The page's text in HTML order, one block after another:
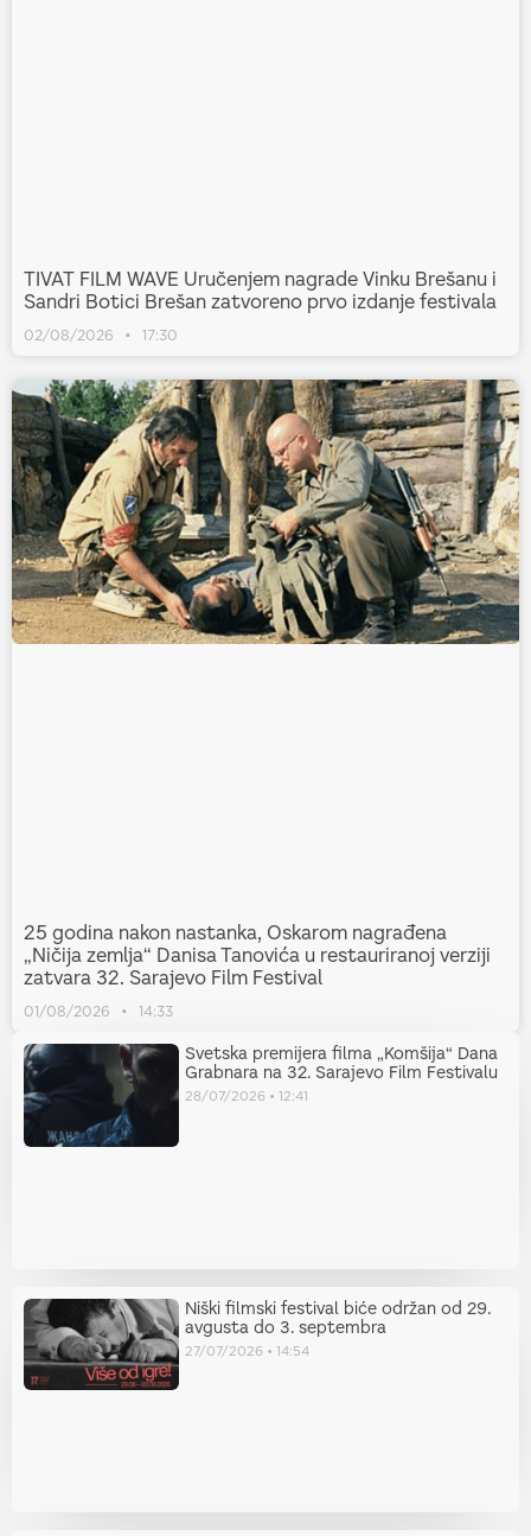
TIVAT FILM WAVE Uručenjem nagrade Vinku Brešanu i
Sandri Botici Brešan zatvoreno prvo izdanje festivala
02/08/2026 17:30
25 godina nakon nastanka, Oskarom nagrađena
„Ničija zemlja“ Danisa Tanovića u restauriranoj verziji
zatvara 32. Sarajevo Film Festival
01/08/2026 14:33
Svetska premijera filma „Komšija“ Dana
Grabnara na 32. Sarajevo Film Festivalu
28/07/2026 12:41
Niški filmski festival biće održan od 29.
avgusta do 3. septembra
27/07/2026 14:54